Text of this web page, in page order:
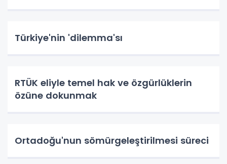
Türkiye'nin 'dilemma'sı
RTÜK eliyle temel hak ve özgürlüklerin
özüne dokunmak
Ortadoğu'nun sömürgeleştirilmesi süreci